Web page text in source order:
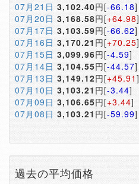
07月21日 3,102.40円[-66.18]
07月20日 3,168.58円[+64.98]
07月17日 3,103.59円[-66.62]
07月16日 3,170.21 円[+70.25]
07月15日 3,099.96円[-4.59]
07月14日 3,104.55円[-44.57]
07月13日 3,149.12円[+45.91 ]
07月10日 3,103.21円[-3.44]
07月09日 3,106.65円[+3.44]
07月08日 3,103.21 円[-59.99]
過去の平均価格